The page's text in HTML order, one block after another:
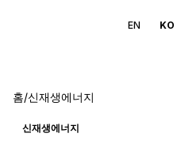
EN KO
홈/신재생에너지
신재생에너지